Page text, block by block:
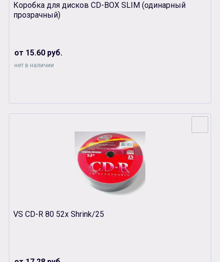
Коробка для дисков CD-BOX SLIM (одинарный
прозрачный)
от 15.60 руб.
нет в наличии
VS CD-R 80 52x Shrink/25